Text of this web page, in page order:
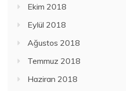
Ekim 2018
Eylül 2018
Ağustos 2018
Temmuz 2018
Haziran 2018